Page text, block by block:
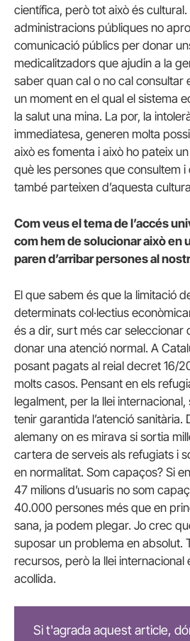
científica, però tot això és
administracions públiques no
comunicació públics per donar
medicalitzadors que ajudin a la
saber quan cal o no cal consultar
un moment en el qual el sistema
la salut una mina. La por, la
immediatesa, generen molta
això es fomenta i això ho pateix
què les persones que consultem i
també parteixen d’aquesta
Com veus el tema de l’accés
com hem de solucionar això en
paren d’arribar persones al
El que sabem és que la limitació
determinats col·lectius
és a dir, surt més car seleccionar
donar una atenció normal. A
posant pagats al reial decret 16/
molts casos. Pensant en els
legalment, per la llei
tenir garantida l’atenció sanitària.
alemany on es mirava si sortia
cartera de serveis als refugiats i
en normalitat. Som capaços? Si
47 milions d’usuaris no som
40.000 persones més que en
sana, ja podem plegar. Jo crec
suposar un problema en absolut.
recursos, però la llei internacional
acollida.
Si t'agrada aquest article,